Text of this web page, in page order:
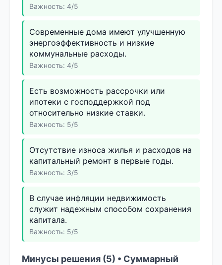
Важность: 4/5
Современные дома имеют улучшенную
энергоэффективность и низкие
коммунальные расходы.
Важность: 4/5
Есть возможность рассрочки или
ипотеки с господдержкой под
относительно низкие ставки.
Важность: 5/5
Отсутствие износа жилья и расходов на
капитальный ремонт в первые годы.
Важность: 3/5
В случае инфляции недвижимость
служит надежным способом сохранения
капитала.
Важность: 5/5
Минусы решения (5) • Суммарный